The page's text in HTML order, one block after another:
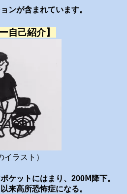
ンが含まれています。
自己紹介】
イラスト）
ケットにはまり、200Ⅿ降下。
来高所恐怖症になる。